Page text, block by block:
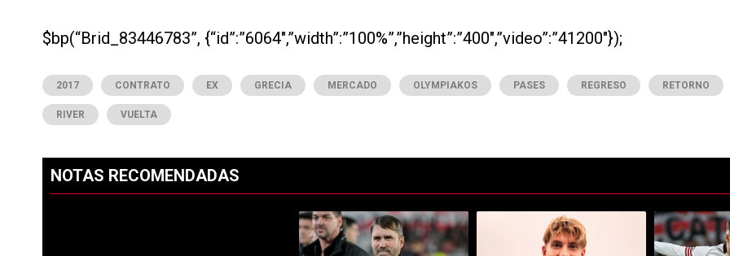
$bp(“Brid_83446783”, {“id”:”6064″,”width”:”100%”,”height”:”400″,”video”:”41200″});
2017 CONTRATO EX GRECIA MERCADO OLYMPIAKOS PASES REGRESO RETORNO
RIVER VUELTA
NOTAS RECOMENDADAS
Un artículo de tendencia con el título "River se juega el todo por el todo: Ortega y
Un artículo de tendencia con el título "Es oficial:
Un artículo de